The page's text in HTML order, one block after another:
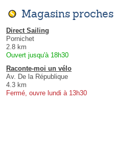
Magasins proches
Direct Sailing
Pornichet
2.8 km
Ouvert jusqu'à 18h30
Raconte-moi un vélo
Av. De la République
4.3 km
Fermé, ouvre lundi à 13h30